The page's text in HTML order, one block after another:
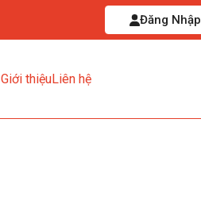
Đăng Nhập
Giới thiệuLiên hệ